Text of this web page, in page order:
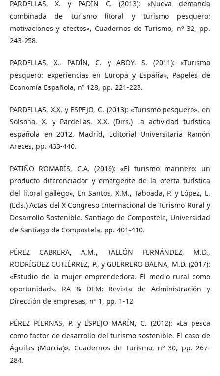
PARDELLAS, X. y PADÍN C. (2013): «Nueva demanda
combinada de turismo litoral y turismo pesquero:
motivaciones y efectos», Cuadernos de Turismo, nº 32, pp.
243-258.
PARDELLAS, X., PADÍN, C. y ABOY, S. (2011): «Turismo
pesquero: experiencias en Europa y España», Papeles de
Economía Española, nº 128, pp. 221-228.
PARDELLAS, X.X. y ESPEJO, C. (2013): «Turismo pesquero», en
Solsona, X. y Pardellas, X.X. (Dirs.) La actividad turística
española en 2012. Madrid, Editorial Universitaria Ramón
Areces, pp. 433-440.
PATIÑO ROMARÍS, C.A. (2016): «El turismo marinero: un
producto diferenciador y emergente de la oferta turística
del litoral gallego», En Santos, X.M., Taboada, P. y López, L.
(Eds.) Actas del X Congreso Internacional de Turismo Rural y
Desarrollo Sostenible. Santiago de Compostela, Universidad
de Santiago de Compostela, pp. 401-410.
PÉREZ CABRERA, A.M., TALLÓN FERNÁNDEZ, M.D.,
RODRÍGUEZ GUTIÉRREZ, P., y GUERRERO BAENA, M.D. (2017):
«Estudio de la mujer emprendedora. El medio rural como
oportunidad», RA & DEM: Revista de Administración y
Dirección de empresas, nº 1, pp. 1-12
PÉREZ PIERNAS, P. y ESPEJO MARÍN, C. (2012): «La pesca
como factor de desarrollo del turismo sostenible. El caso de
Águilas (Murcia)», Cuadernos de Turismo, nº 30, pp. 267-
284.